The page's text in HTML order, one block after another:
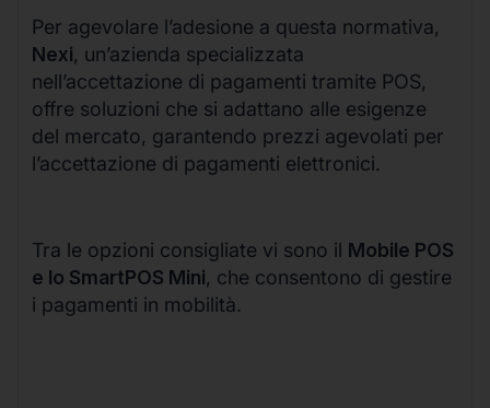
Per agevolare l’adesione a questa normativa,
Nexi, un’azienda specializzata
nell’accettazione di pagamenti tramite POS,
offre soluzioni che si adattano alle esigenze
del mercato, garantendo prezzi agevolati per
l’accettazione di pagamenti elettronici.
Tra le opzioni consigliate vi sono il Mobile POS
e lo SmartPOS Mini, che consentono di gestire
i pagamenti in mobilità.